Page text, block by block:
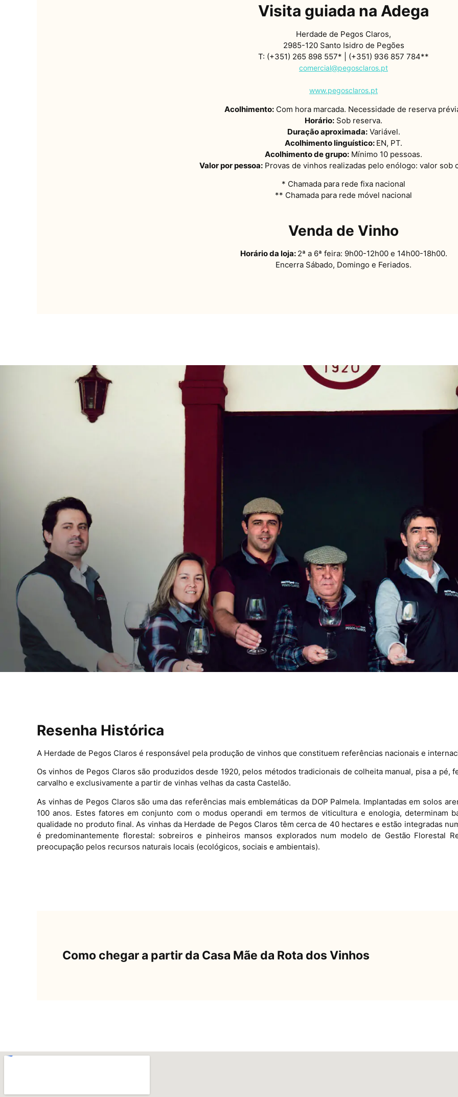
Visita guiada na Adega
Herdade de Pegos Claros,
2985-120 Santo Isidro de Pegões
T: (+351) 265 898 557* | (+351) 936 857 784**
comercial@pegosclaros.pt
www.pegosclaros.pt
Acolhimento: Com hora marcada. Necessidade de reserva
Horário: Sob reserva.
Duração aproximada:Variável.
Acolhimento linguístico: EN, PT.
Acolhimento de grupo: Mínimo 10 pessoas.
Valor por pessoa: Provas de vinhos realizadas pelo enólogo: valor sob
* Chamada para rede fixa nacional
** Chamada para rede móvel nacional
Venda de Vinho
Horário da loja: 2ª a 6ª feira: 9h00-12h00 e 14h00-18h00.
Encerra Sábado, Domingo e Feriados.
Resenha Histórica
A Herdade de Pegos Claros é responsável pela produção de vinhos que constituem referências nacionais e
Os vinhos de Pegos Claros são produzidos desde 1920, pelos métodos tradicionais de colheita manual, pisa a pé,
carvalho e exclusivamente a partir de vinhas velhas da casta Castelão.
As vinhas de Pegos Claros são uma das referências mais emblemáticas da DOP Palmela. Implantadas em solos
100 anos. Estes fatores em conjunto com o modus operandi em termos de viticultura e enologia, determinam
qualidade no produto final. As vinhas da Herdade de Pegos Claros têm cerca de 40 hectares e estão integradas
é predominantemente florestal: sobreiros e pinheiros mansos explorados num modelo de Gestão Florestal
preocupação pelos recursos naturais locais (ecológicos, sociais e ambientais).
Como chegar a partir da Casa Mãe da Rota dos Vinhos